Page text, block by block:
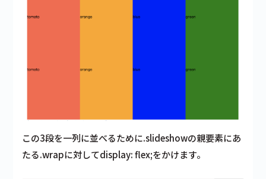
この3段を一列に並べるために.slideshowの親要素にあ
たる.wrapに対してdisplay: flex;をかけます。